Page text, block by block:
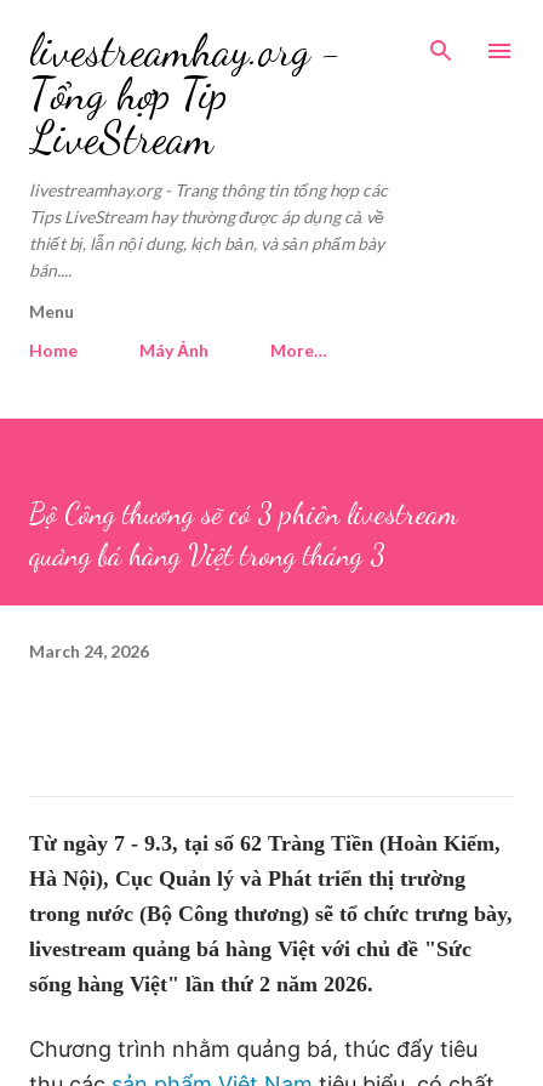
livestreamhay.org -
Tổng hợp Tip
LiveStream
livestreamhay.org - Trang thông tin tổng hợp các
Tips LiveStream hay thường được áp dụng cả về
thiết bị, lẫn nội dung, kịch bản, và sản phẩm bày
bán....
Menu
Home
Máy Ảnh More…
Bộ Công thương sẽ có 3 phiên livestream
quảng bá hàng Việt trong tháng 3
March 24, 2026
Từ ngày 7 - 9.3, tại số 62 Tràng Tiền (Hoàn Kiếm,
Hà Nội), Cục Quản lý và Phát triển thị trường
trong nước (Bộ Công thương) sẽ tổ chức trưng bày,
livestream quảng bá hàng Việt với chủ đề "Sức
sống hàng Việt" lần thứ 2 năm 2026.
Chương trình nhằm quảng bá, thúc đẩy tiêu